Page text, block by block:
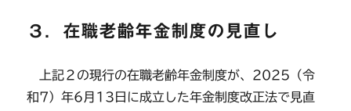
３．在職老齢年金制度の見直し
上記２の現行の在職老齢年金制度が、2025（令
和7）年6月13日に成立した年金制度改正法で見直